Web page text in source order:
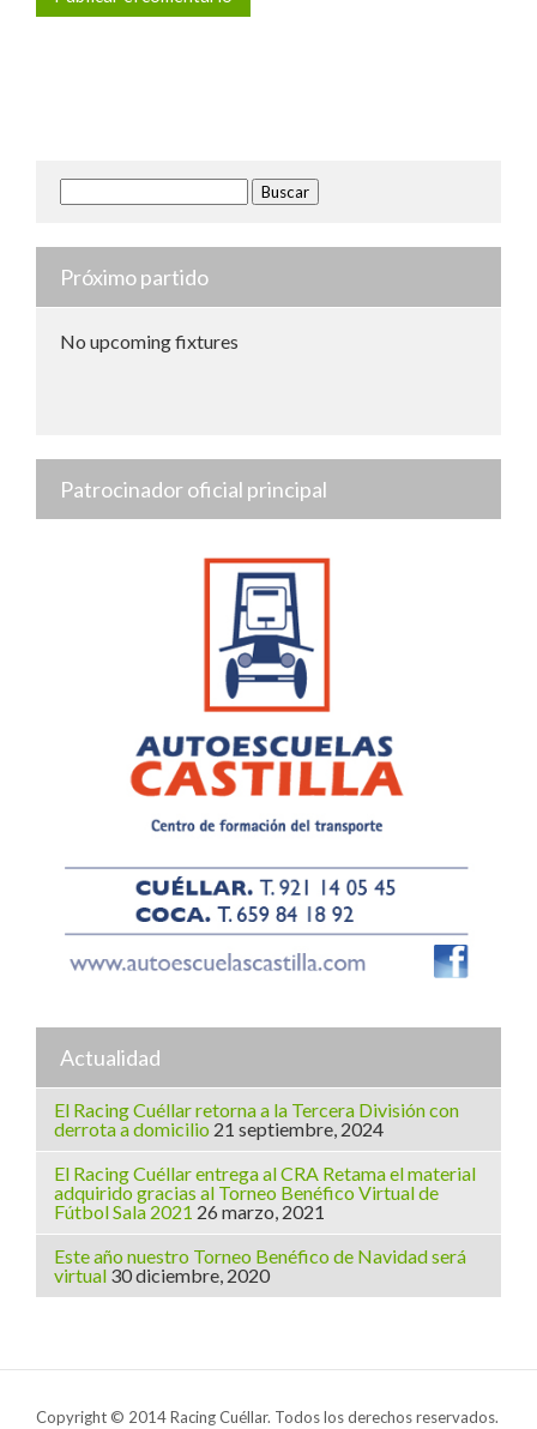
Buscar:
Próximo partido
No upcoming fixtures
Patrocinador oficial principal
Actualidad
El Racing Cuéllar retorna a la Tercera División con
derrota a domicilio 21 septiembre, 2024
El Racing Cuéllar entrega al CRA Retama el material
adquirido gracias al Torneo Benéfico Virtual de
Fútbol Sala 2021 26 marzo, 2021
Este año nuestro Torneo Benéfico de Navidad será
virtual 30 diciembre, 2020
Copyright © 2014 Racing Cuéllar. Todos los derechos reservados.